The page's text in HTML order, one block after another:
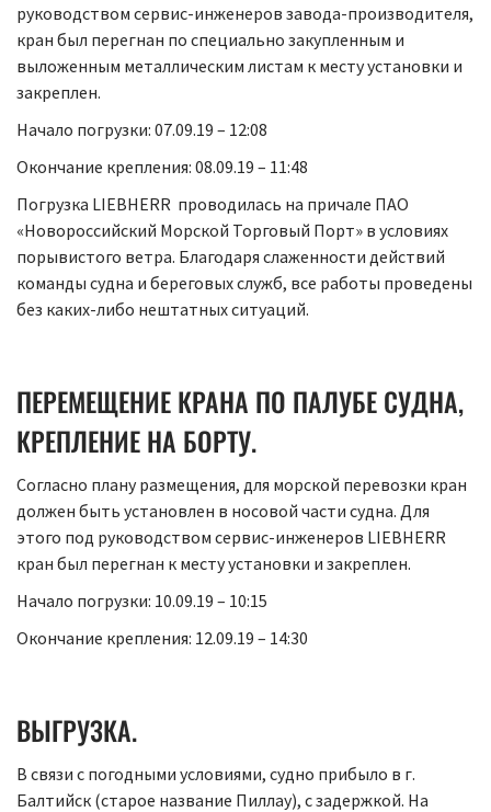
руководством сервис-инженеров завода-производителя,
кран был перегнан по специально закупленным и
выложенным металлическим листам к месту установки и
закреплен.
Начало погрузки: 07.09.19 – 12:08
Окончание крепления: 08.09.19 – 11:48
Погрузка LIEBHERR проводилась на причале ПАО
«Новороссийский Морской Торговый Порт» в условиях
порывистого ветра. Благодаря слаженности действий
команды судна и береговых служб, все работы проведены
без каких-либо нештатных ситуаций.
ПЕРЕМЕЩЕНИЕ КРАНА ПО ПАЛУБЕ СУДНА,
КРЕПЛЕНИЕ НА БОРТУ.
Согласно плану размещения, для морской перевозки кран
должен быть установлен в носовой части судна. Для
этого под руководством сервис-инженеров LIEBHERR
кран был перегнан к месту установки и закреплен.
Начало погрузки: 10.09.19 – 10:15
Окончание крепления: 12.09.19 – 14:30
ВЫГРУЗКА.
В связи с погодными условиями, судно прибыло в г.
Балтийск (старое название Пиллау), с задержкой. На